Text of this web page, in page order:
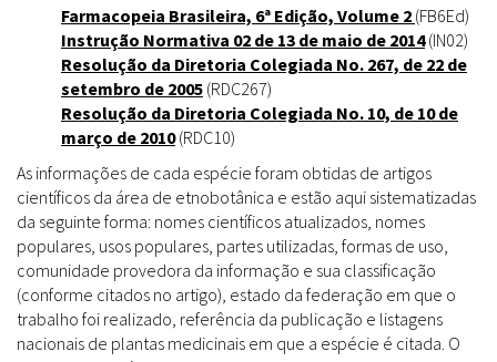
Farmacopeia Brasileira, 6ª Edição, Volume 2 (FB6Ed)
Instrução Normativa 02 de 13 de maio de 2014(IN02)
Resolução da Diretoria Colegiada No. 267, de 22 de
setembro de 2005 (RDC267)
Resolução da Diretoria Colegiada No. 10, de 10 de
março de 2010(RDC10)
As informações de cada espécie foram obtidas de artigos
científicos da área de etnobotânica e estão aqui sistematizadas
da seguinte forma: nomes científicos atualizados, nomes
populares, usos populares, partes utilizadas, formas de uso,
comunidade provedora da informação e sua classificação
(conforme citados no artigo), estado da federação em que o
trabalho foi realizado, referência da publicação e listagens
nacionais de plantas medicinais em que a espécie é citada. O